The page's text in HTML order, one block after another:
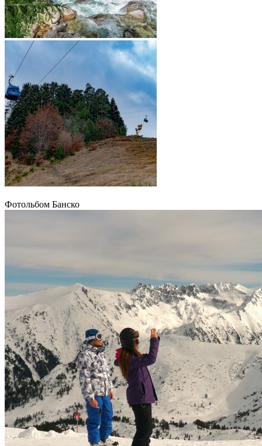
Фотольбом Банско